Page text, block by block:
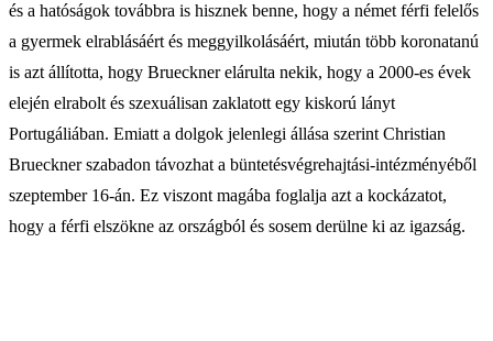
és a hatóságok továbbra is hisznek benne, hogy a német férfi felelős
a gyermek elrablásáért és meggyilkolásáért, miután több koronatanú
is azt állította, hogy Brueckner elárulta nekik, hogy a 2000-es évek
elején elrabolt és szexuálisan zaklatott egy kiskorú lányt
Portugáliában. Emiatt a dolgok jelenlegi állása szerint Christian
Brueckner szabadon távozhat a büntetésvégrehajtási-intézményéből
szeptember 16-án. Ez viszont magába foglalja azt a kockázatot,
hogy a férfi elszökne az országból és sosem derülne ki az igazság.